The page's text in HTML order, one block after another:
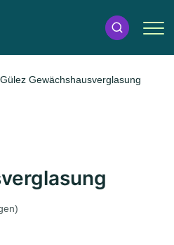
Gülez Gewächshausverglasung